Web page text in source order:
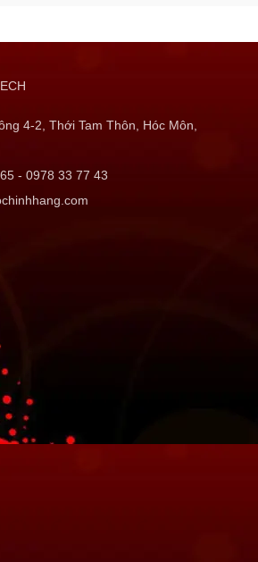
4-2, Thới Tam Thôn, Hóc Môn,
- 0978 33 77 43